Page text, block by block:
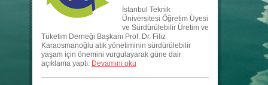
İstanbul Teknik
Üniversitesi Öğretim Üyesi
ve Sürdürülebilir Üretim ve
Tüketim Derneği Başkanı Prof. Dr. Filiz
Karaosmanoğlu atık yönetiminin sürdürülebilir
yaşam için önemini vurgulayarak güne dair
açıklama yaptı. Devamını oku